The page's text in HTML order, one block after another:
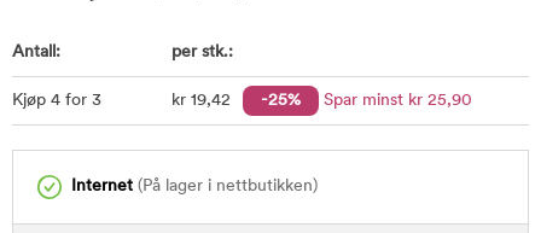
Antall: per stk.:
Kjøp 4 for 3 kr 19,42 -25% Spar minst kr 25,90
Internet (På lager i nettbutikken)